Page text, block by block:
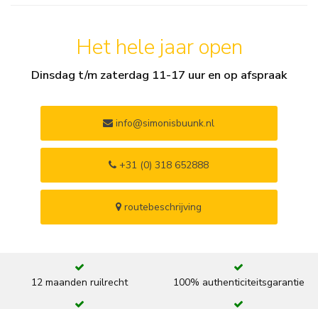
Het hele jaar open
Dinsdag t/m zaterdag 11-17 uur en op afspraak
info@simonisbuunk.nl
+31 (0) 318 652888
routebeschrijving
12 maanden ruilrecht 100% authenticiteitsgarantie